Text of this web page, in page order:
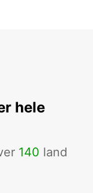
hele
140 land